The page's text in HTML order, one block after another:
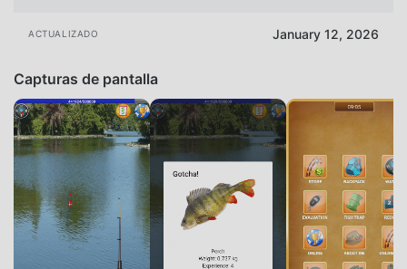
ACTUALIZADO January 12, 2026
Capturas de pantalla